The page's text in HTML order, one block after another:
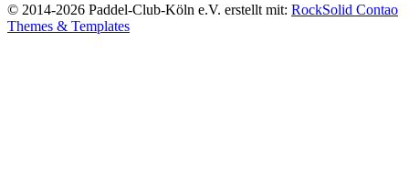
© 2014-2026 Paddel-Club-Köln e.V. erstellt mit: RockSolid Contao
Themes & Templates